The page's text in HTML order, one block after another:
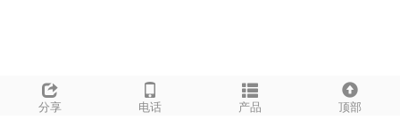
分享 电话 产品 顶部